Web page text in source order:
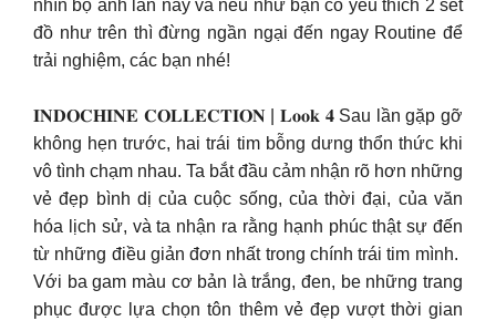
nhìn bộ ảnh lần này và nếu như bạn có yêu thích 2 set
đồ như trên thì đừng ngần ngại đến ngay Routine để
trải nghiệm, các bạn nhé!​
𝐈𝐍𝐃𝐎𝐂𝐇𝐈𝐍𝐄 𝐂𝐎𝐋𝐋𝐄𝐂𝐓𝐈𝐎𝐍 | 𝐋𝐨𝐨𝐤 𝟒​ Sau lần gặp gỡ
không hẹn trước, hai trái tim bỗng dưng thổn thức khi
vô tình chạm nhau. Ta bắt đầu cảm nhận rõ hơn những
vẻ đẹp bình dị của cuộc sống, của thời đại, của văn
hóa lịch sử, và ta nhận ra rằng hạnh phúc thật sự đến
từ những điều giản đơn nhất trong chính trái tim mình. ​
Với ba gam màu cơ bản là trắng, đen, be những trang
phục được lựa chọn tôn thêm vẻ đẹp vượt thời gian